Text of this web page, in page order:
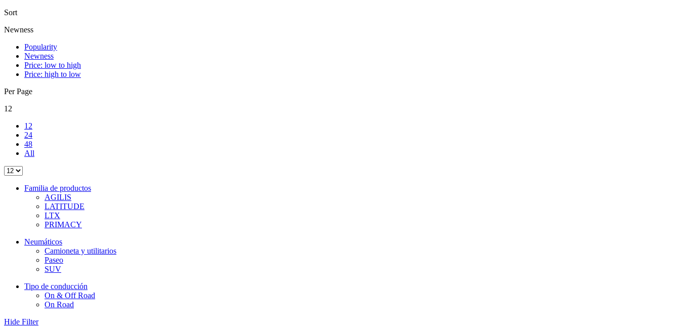
Sort
Newness
Popularity
Newness
Price: low to high
Price: high to low
Per Page
12
12
24
48
All
Familia de productos
AGILIS
LATITUDE
LTX
PRIMACY
Neumáticos
Camioneta y utilitarios
Paseo
SUV
Tipo de conducción
On & Off Road
On Road
Hide Filter